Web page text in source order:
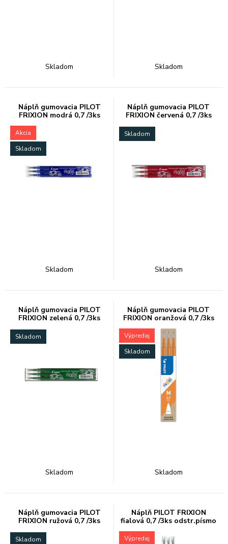
Skladom Skladom
Náplň gumovacia PILOT
FRIXION modrá 0,7 /3ks
Akcia
Skladom
Skladom
Náplň gumovacia PILOT
FRIXION červená 0,7 /3ks
Skladom
Skladom
Náplň gumovacia PILOT
FRIXION zelená 0,7 /3ks
Skladom
Skladom
Náplň gumovacia PILOT
FRIXION oranžová 0,7 /3ks
Výpredaj
Skladom
Skladom
Náplň gumovacia PILOT
FRIXION ružová 0,7 /3ks
Skladom
Náplň PILOT FRIXION
fialová 0,7 /3ks odstr.písmo
Výpredaj